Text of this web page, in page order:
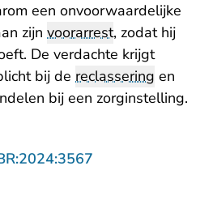
een onvoorwaardelijke
zijn voorarrest, zodat hij
De verdachte krijgt
bij de reclassering en
bij een zorginstelling.